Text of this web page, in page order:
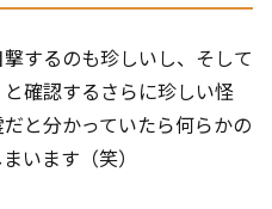
するのも珍しいし、そして
確認するさらに珍しい怪
と分かっていたら何らかの
います（笑）